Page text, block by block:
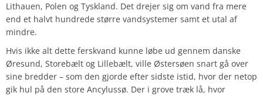
Lithauen, Polen og Tyskland. Det drejer sig om vand fra mere
end et halvt hundrede større vandsystemer samt et utal af
mindre.
Hvis ikke alt dette ferskvand kunne løbe ud gennem danske
Øresund, Storebælt og Lillebælt, ville Østersøen snart gå over
sine bredder – som den gjorde efter sidste istid, hvor der netop
gik hul på den store Ancylussø. Der i grove træk lå, hvor